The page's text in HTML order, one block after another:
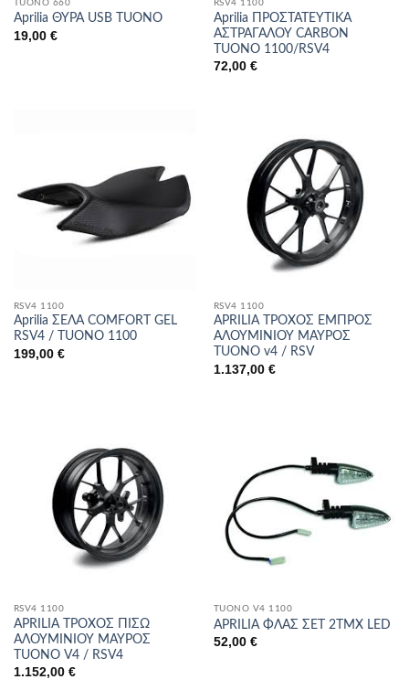
TUONO 660
Aprilia ΘΥΡΑ USB TUONO
19,00 €
RSV4 1100
Aprilia ΠΡΟΣΤΑΤΕΥΤΙΚΑ
ΑΣΤΡΑΓΑΛΟΥ CARBON
TUONO 1100/RSV4
72,00 €
RSV4 1100
Aprilia ΣΕΛΑ COMFORT GEL
RSV4 / TUONO 1100
199,00 €
RSV4 1100
APRILIA ΤΡΟΧΟΣ ΕΜΠΡΟΣ
ΑΛΟΥΜΙΝΙΟΥ ΜΑΥΡΟΣ
TUONO v4 / RSV
1.137,00 €
RSV4 1100
APRILIA ΤΡΟΧΟΣ ΠΙΣΩ
ΑΛΟΥΜΙΝΙΟΥ ΜΑΥΡΟΣ
TUONO V4 / RSV4
1.152,00 €
TUONO V4 1100
APRILIA ΦΛΑΣ ΣΕΤ 2ΤΜΧ LED
52,00 €